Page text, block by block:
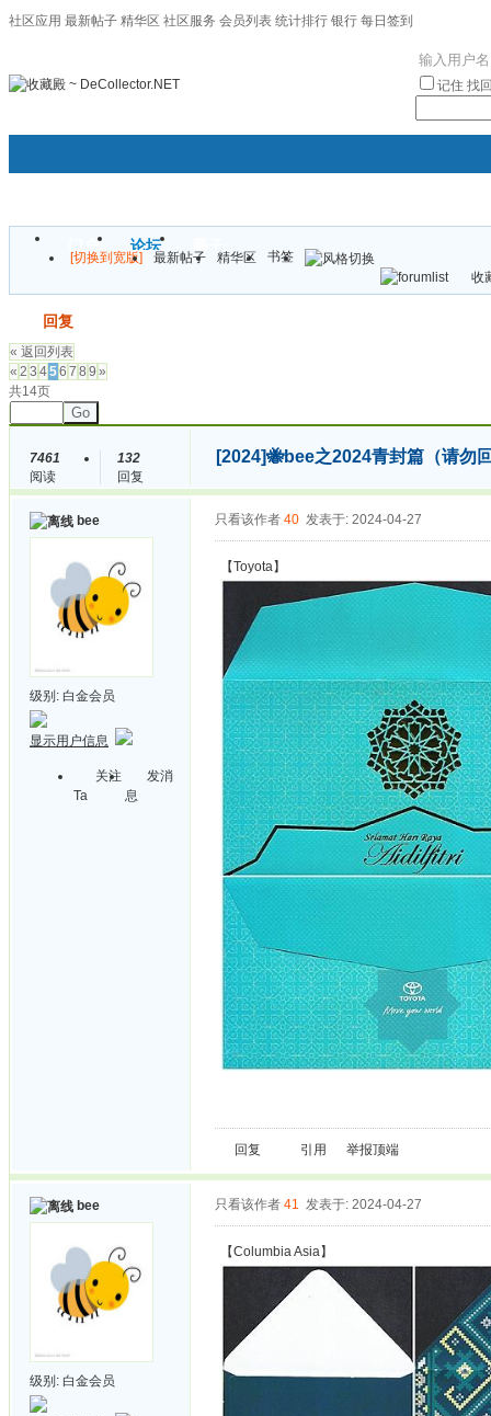
社区应用 最新帖子 精华区 社区服务 会员列表 统计排行 银行 每日签到
记住 找
门户 论坛
[切换到宽版] 最新帖子 精华区
书签
收
回复
« 返回列表
« 2 3 456 7 8 9 »
共14页
Go
7461
阅读
132
回复
[2024]🐝bee之2024青封篇（请勿
bee
级别: 白金会员
显示用户信息
关注
Ta
发消
息
只看该作者 40 发表于: 2024-04-27
【Toyota】
回复 引用 举报顶端
bee
级别: 白金会员
只看该作者 41 发表于: 2024-04-27
【Columbia Asia】